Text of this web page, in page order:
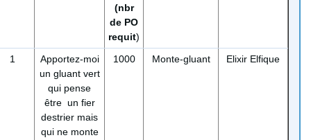
(nbr
de PO
requit)
1
Apportez-moi
un gluant vert
qui pense
être un fier
destrier mais
qui ne monte
1000 Monte-gluant Elixir Elfique